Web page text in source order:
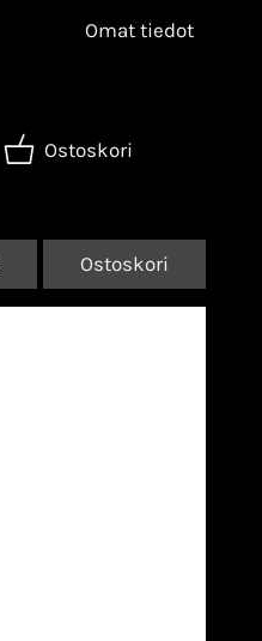
Omat tiedot
Ostoskori
Ostoskori